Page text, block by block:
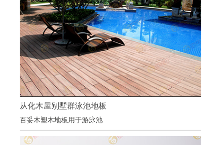
从化木屋别墅群泳池地板
项目地点：广州从化
项目材料：百妥木塑木地板
从化木屋别墅群泳池地板
百妥木塑木地板用于游泳池